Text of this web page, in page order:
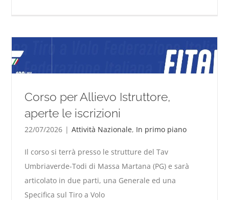
Corso per Allievo Istruttore, aperte le iscrizioni
Corso per Allievo Istruttore,
aperte le iscrizioni
22/07/2026 | Attività Nazionale, In primo piano
Il corso si terrà presso le strutture del Tav
Umbriaverde-Todi di Massa Martana (PG) e sarà
articolato in due parti, una Generale ed una
Specifica sul Tiro a Volo